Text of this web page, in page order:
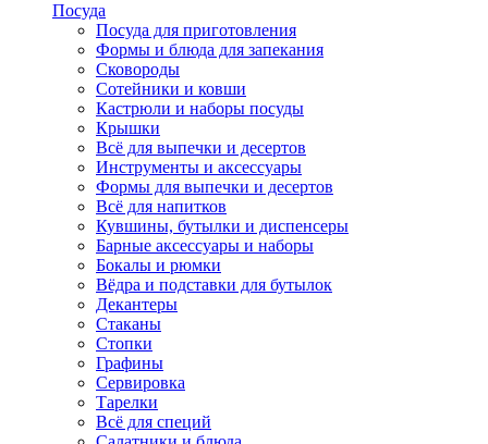
Посуда
Посуда для приготовления
Формы и блюда для запекания
Сковороды
Сотейники и ковши
Кастрюли и наборы посуды
Крышки
Всё для выпечки и десертов
Инструменты и аксессуары
Формы для выпечки и десертов
Всё для напитков
Кувшины, бутылки и диспенсеры
Барные аксессуары и наборы
Бокалы и рюмки
Вёдра и подставки для бутылок
Декантеры
Стаканы
Стопки
Графины
Сервировка
Тарелки
Всё для специй